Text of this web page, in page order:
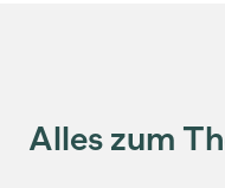
Alles zum